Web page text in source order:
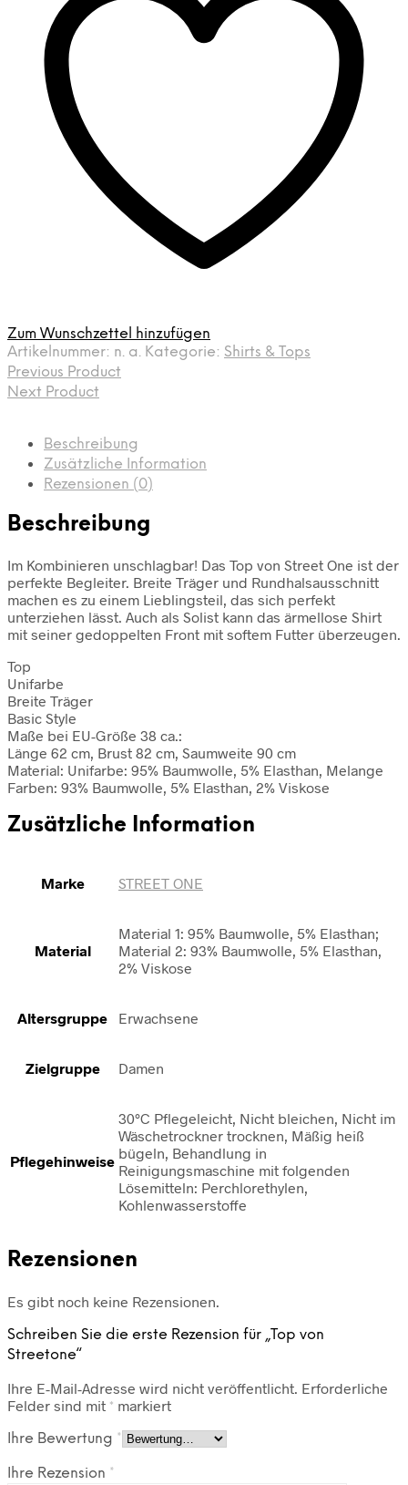
Zum Wunschzettel hinzufügen
Artikelnummer: n. a. Kategorie: Shirts & Tops
Previous Product
Next Product
Beschreibung
Zusätzliche Information
Rezensionen (0)
Beschreibung
Im Kombinieren unschlagbar! Das Top von Street One ist der
perfekte Begleiter. Breite Träger und Rundhalsausschnitt
machen es zu einem Lieblingsteil, das sich perfekt
unterziehen lässt. Auch als Solist kann das ärmellose Shirt
mit seiner gedoppelten Front mit softem Futter überzeugen.
Top
Unifarbe
Breite Träger
Basic Style
Maße bei EU-Größe 38 ca.:
Länge 62 cm, Brust 82 cm, Saumweite 90 cm
Material: Unifarbe: 95% Baumwolle, 5% Elasthan, Melange
Farben: 93% Baumwolle, 5% Elasthan, 2% Viskose
Zusätzliche Information
Marke STREET ONE
Material
Material 1: 95% Baumwolle, 5% Elasthan;
Material 2: 93% Baumwolle, 5% Elasthan,
2% Viskose
Altersgruppe Erwachsene
Zielgruppe Damen
Pflegehinweise
30°C Pflegeleicht, Nicht bleichen, Nicht im
Wäschetrockner trocknen, Mäßig heiß
bügeln, Behandlung in
Reinigungsmaschine mit folgenden
Lösemitteln: Perchlorethylen,
Kohlenwasserstoffe
Rezensionen
Es gibt noch keine Rezensionen.
Schreiben Sie die erste Rezension für „Top von
Streetone“
Ihre E-Mail-Adresse wird nicht veröffentlicht. Erforderliche
Felder sind mit * markiert
Ihre Bewertung *
Ihre Rezension *